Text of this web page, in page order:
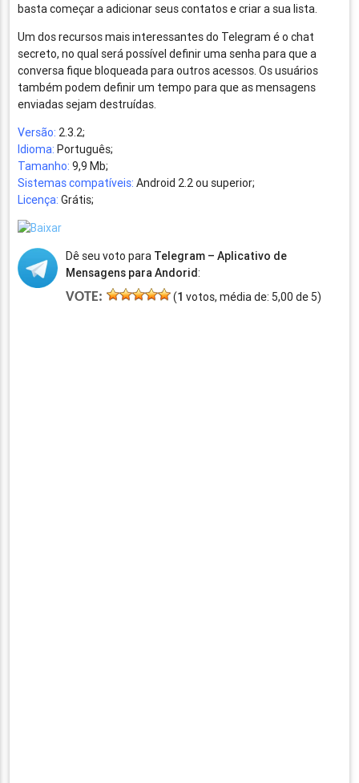
basta começar a adicionar seus contatos e criar a sua lista.
Um dos recursos mais interessantes do Telegram é o chat
secreto, no qual será possível definir uma senha para que a
conversa fique bloqueada para outros acessos. Os usuários
também podem definir um tempo para que as mensagens
enviadas sejam destruídas.
Versão: 2.3.2;
Idioma: Português;
Tamanho: 9,9 Mb;
Sistemas compatíveis: Android 2.2 ou superior;
Licença: Grátis;
Dê seu voto para Telegram – Aplicativo de
Mensagens para Andorid:
VOTE: (1 votos, média de: 5,00 de 5)